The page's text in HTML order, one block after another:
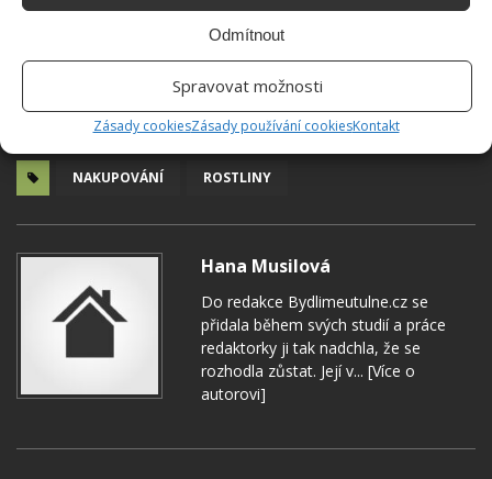
Odmítnout
Spravovat možnosti
Zásady cookiesZásady používání cookiesKontakt
NAKUPOVÁNÍ ROSTLINY
Hana Musilová
Do redakce Bydlimeutulne.cz se
přidala během svých studií a práce
redaktorky ji tak nadchla, že se
rozhodla zůstat. Její v... [Více o
autorovi]